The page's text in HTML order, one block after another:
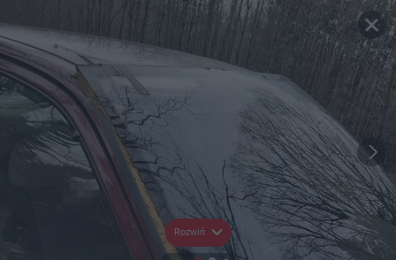
Rozwiń